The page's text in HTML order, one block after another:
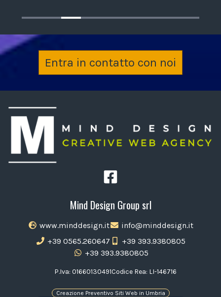
Entra in contatto con noi
Mind Design Group srl
www.minddesign.it
info@minddesign.it
+39 0565.260647
+39 393.9380805
+39 393.9380805
P.Iva: 01660130491Codice Rea: LI-146716
Creazione Preventivo Siti Web in Umbria